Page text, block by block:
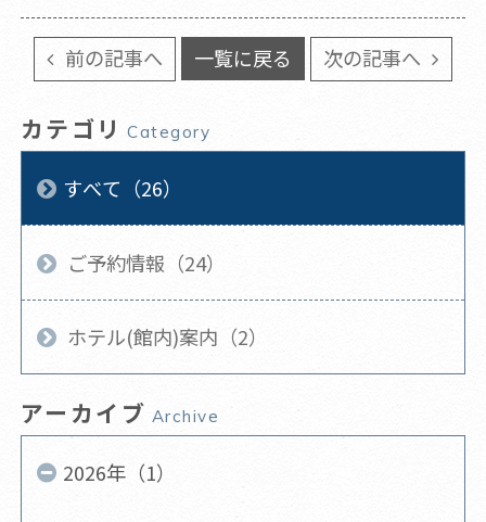
前の記事へ 一覧に戻る 次の記事へ
カテゴリ Category
すべて（26）
ご予約情報（24）
ホテル(館内)案内（2）
アーカイブ Archive
2026年（1）